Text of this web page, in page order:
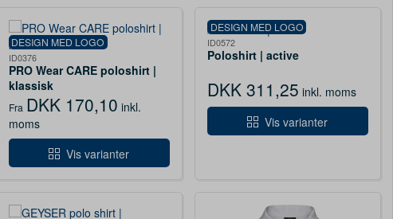
DESIGN MED LOGO
ID0376
PRO Wear CARE poloshirt |
klassisk
Fra DKK 170,10 inkl.
moms
Vis varianter
DESIGN MED LOGO
ID0572
Poloshirt | active
DKK 311,25 inkl. moms
Vis varianter